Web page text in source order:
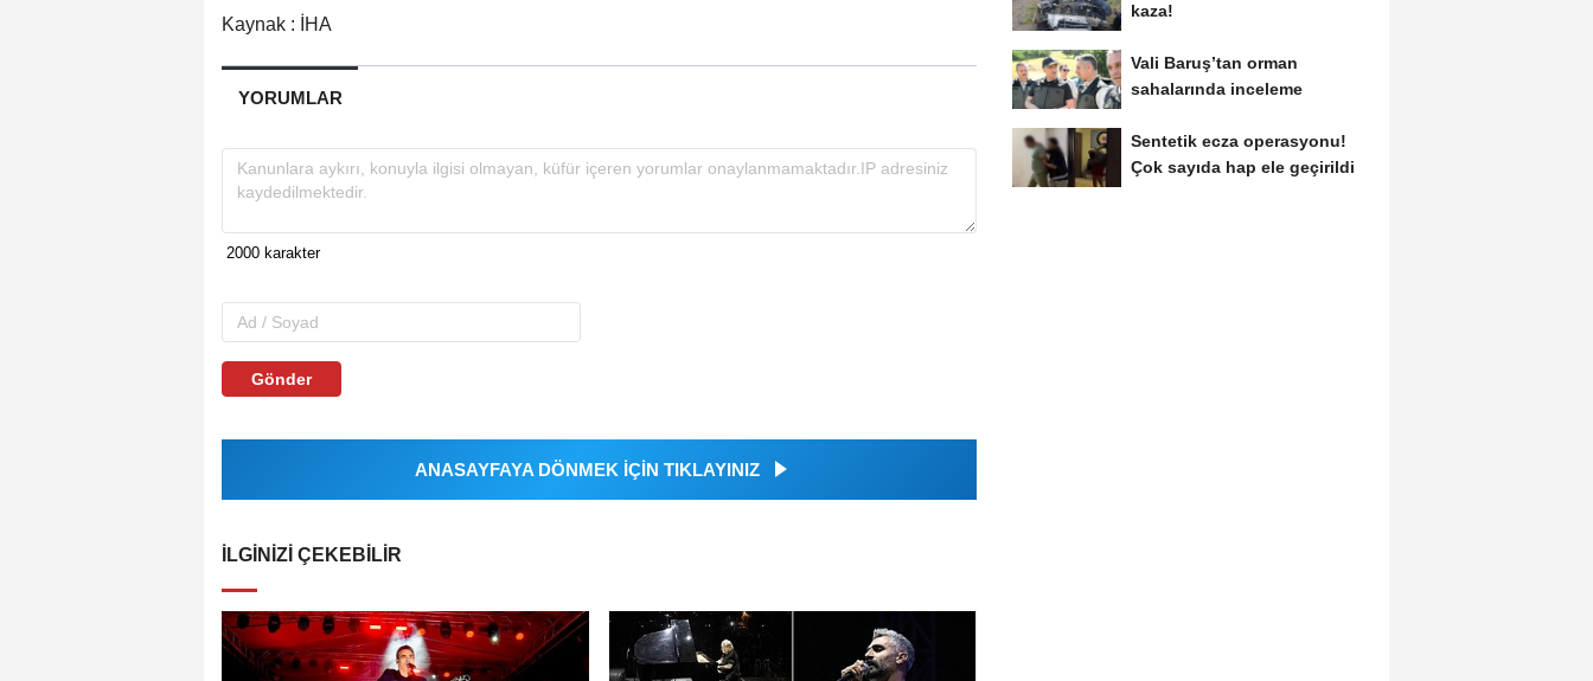
Kaynak : İHA
YORUMLAR
Gönder
ANASAYFAYA DÖNMEK İÇİN TIKLAYINIZ
İLGINIZI ÇEKEBILIR
kaza!
Vali Baruş’tan orman
sahalarında inceleme
Sentetik ecza operasyonu!
Çok sayıda hap ele geçirildi